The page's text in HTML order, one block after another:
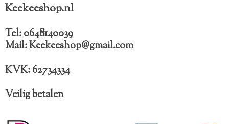
b
o
k
a
r
a
m
o
Keekeeshop.nl
Tel:0648140039
Mail:Keekeeshop@gmail.com
KVK: 62734334
Veilig betalen